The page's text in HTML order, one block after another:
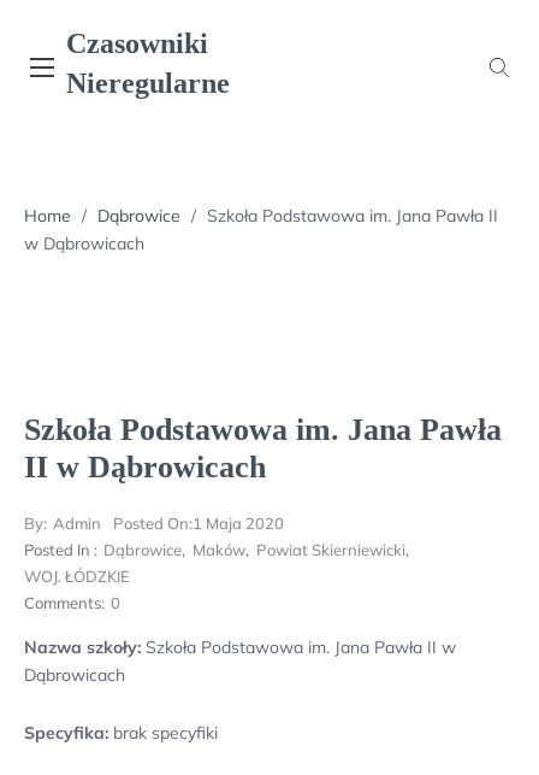
content
Czasowniki
Nieregularne
Home / Dąbrowice / Szkoła Podstawowa im. Jana Pawła II
w Dąbrowicach
Szkoła Podstawowa im. Jana Pawła
II w Dąbrowicach
By: Admin Posted On:1 Maja 2020
Posted In : Dąbrowice, Maków, Powiat Skierniewicki,
WOJ. ŁÓDZKIE
Comments: 0
Nazwa szkoły: Szkoła Podstawowa im. Jana Pawła II w
Dąbrowicach
Specyfika: brak specyfiki